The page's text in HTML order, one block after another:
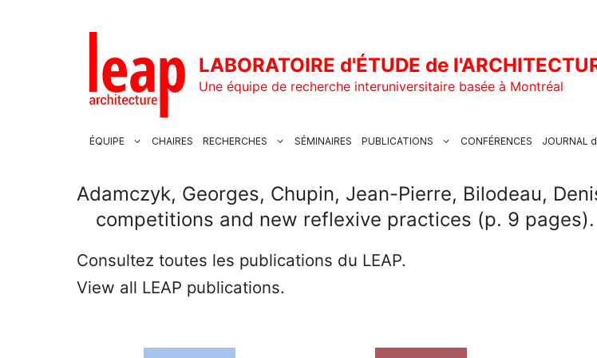
LABORATOIRE d'ÉTUDE de
Une équipe de recherche interuniversitaire basée à Montréal
ÉQUIPE CHAIRES RECHERCHES SÉMINAIRES PUBLICATIONS CONFÉRENCES JOURNAL
Adamczyk, Georges, Chupin, Jean-Pierre, Bilodeau,
competitions and new reflexive practices (p. 9 pages).
Consultez toutes les publications du LEAP.
View all LEAP publications.